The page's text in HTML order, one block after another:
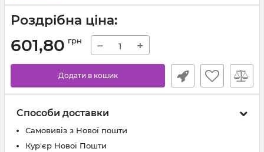
Роздрібна ціна:
601,80 грн − +
Додати в кошик
Способи доставки
Самовивіз з Нової пошти
Кур'єр Нової Пошти